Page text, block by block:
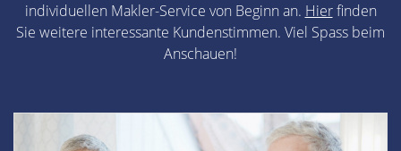
individuellen Makler-Service von Beginn an. Hierfinden
Sie weitere interessante Kundenstimmen. Viel Spass beim
Anschauen!